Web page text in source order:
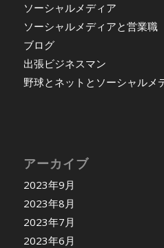
ソーシャルメディア
ソーシャルメディアと営業職
ブログ
出張ビジネスマン
野球とネットとソーシャルメ
アーカイブ
2023年9月
2023年8月
2023年7月
2023年6月